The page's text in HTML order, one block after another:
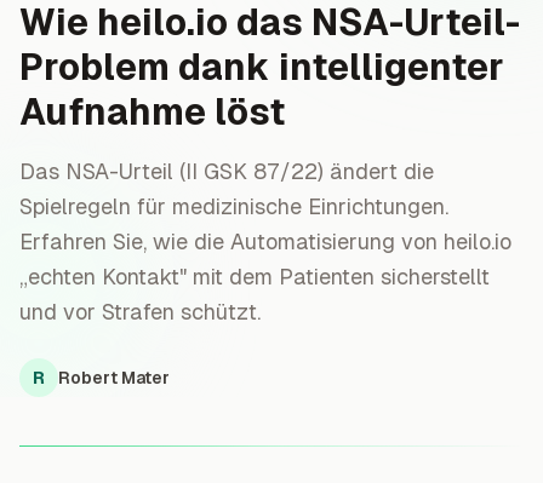
Wie heilo.io das NSA-Urteil-
Problem dank intelligenter
Aufnahme löst
Das NSA-Urteil (II GSK 87/22) ändert die
Spielregeln für medizinische Einrichtungen.
Erfahren Sie, wie die Automatisierung von heilo.io
„echten Kontakt" mit dem Patienten sicherstellt
und vor Strafen schützt.
R Robert Mater